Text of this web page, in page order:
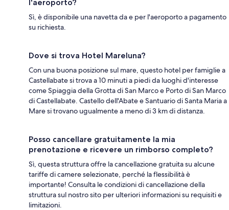
l'aeroporto?
Sì, è disponibile una navetta da e per l'aeroporto a pagamento
su richiesta.
Dove si trova Hotel Mareluna?
Con una buona posizione sul mare, questo hotel per famiglie a
Castellabate si trova a 10 minuti a piedi da luoghi d'interesse
come Spiaggia della Grotta di San Marco e Porto di San Marco
di Castellabate. Castello dell'Abate e Santuario di Santa Maria a
Mare si trovano ugualmente a meno di 3 km di distanza.
Posso cancellare gratuitamente la mia
prenotazione e ricevere un rimborso completo?
Sì, questa struttura offre la cancellazione gratuita su alcune
tariffe di camere selezionate, perché la flessibilità è
importante! Consulta le condizioni di cancellazione della
struttura sul nostro sito per ulteriori informazioni su requisiti e
limitazioni.